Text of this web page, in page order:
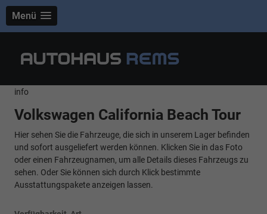
Menü
info
Volkswagen California Beach Tour
Hier sehen Sie die Fahrzeuge, die sich in unserem Lager befinden
und sofort ausgeliefert werden können. Klicken Sie in das Foto
oder einen Fahrzeugnamen, um alle Details dieses Fahrzeugs zu
sehen. Oder Sie können sich durch Klick bestimmte
Ausstattungspakete anzeigen lassen.